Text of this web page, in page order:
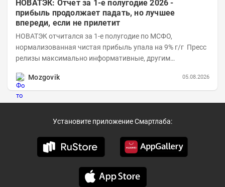
НОВАТЭК: Отчет за 1-е полугодие 2026 -
прибыль продолжает падать, но лучшее
впереди, если не прилетит
НОВАТЭК отчитался за 1-е полугодие по МСФО,
нормализованная чистая прибыль упала на 9% г/г Пресс
релизы максимально информативные, другим
Mozgovik
05.08.2026
Установите приложение Смартлаба: